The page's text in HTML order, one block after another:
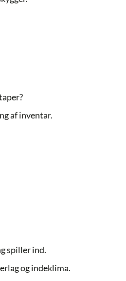
af inventar.
spiller ind.
og indeklima.